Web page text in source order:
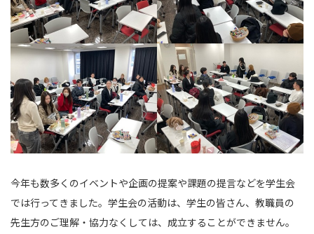
今年も数多くのイベントや企画の提案や課題の提言などを学生会
では行ってきました。学生会の活動は、学生の皆さん、教職員の
先生方のご理解・協力なくしては、成立することができません。